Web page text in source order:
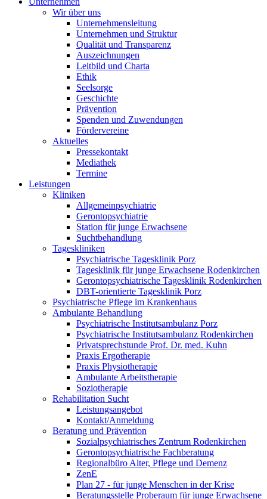
Wir über uns
Unternehmensleitung
Unternehmen und Struktur
Qualität und Transparenz
Auszeichnungen
Leitbild und Charta
Ethik
Seelsorge
Geschichte
Prävention
Spenden und Zuwendungen
Fördervereine
Aktuelles
Pressekontakt
Mediathek
Termine
Leistungen
Kliniken
Allgemeinpsychiatrie
Gerontopsychiatrie
Station für junge Erwachsene
Suchtbehandlung
Tageskliniken
Psychiatrische Tagesklinik Porz
Tagesklinik für junge Erwachsene Rodenkirchen
Gerontopsychiatrische Tagesklinik Rodenkirchen
DBT-orientierte Tagesklinik Porz
Psychiatrische Pflege im Krankenhaus
Ambulante Behandlung
Psychiatrische Institutsambulanz Porz
Psychiatrische Institutsambulanz Rodenkirchen
Privatsprechstunde Prof. Dr. med. Kuhn
Praxis Ergotherapie
Praxis Physiotherapie
Ambulante Arbeitstherapie
Soziotherapie
Rehabilitation Sucht
Leistungsangebot
Kontakt/Anmeldung
Beratung und Prävention
Sozialpsychiatrisches Zentrum Rodenkirchen
Gerontopsychiatrische Fachberatung
Regionalbüro Alter, Pflege und Demenz
ZenE
Plan 27 - für junge Menschen in der Krise
Beratungsstelle Proberaum für junge Erwachsene